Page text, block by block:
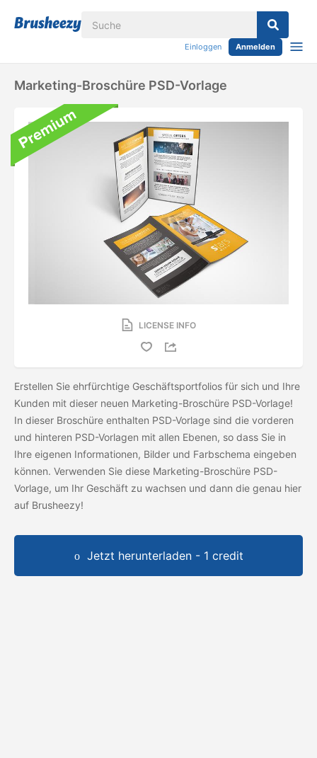
Einloggen Anmelden
Marketing-Broschüre PSD-Vorlage
LICENSE INFO
Erstellen Sie ehrfürchtige Geschäftsportfolios für sich und Ihre
Kunden mit dieser neuen Marketing-Broschüre PSD-Vorlage!
In dieser Broschüre enthalten PSD-Vorlage sind die vorderen
und hinteren PSD-Vorlagen mit allen Ebenen, so dass Sie in
Ihre eigenen Informationen, Bilder und Farbschema eingeben
können. Verwenden Sie diese Marketing-Broschüre PSD-
Vorlage, um Ihr Geschäft zu wachsen und dann die genau hier
auf Brusheezy!
Jetzt herunterladen - 1 credit